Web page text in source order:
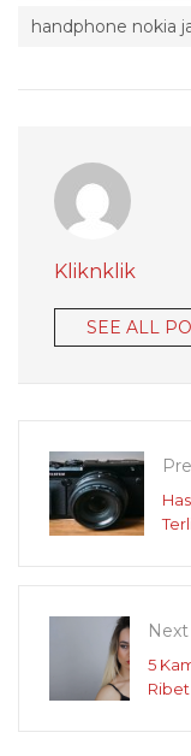
handphone nokia
Kliknklik
SEE ALL
Next
5
Ribet